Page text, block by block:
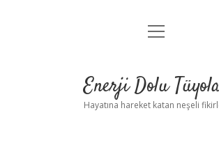
Anasayfa
Yasal Uyarı
menüyü
Enerji Dolu
Hayatına hareket katan neşeli